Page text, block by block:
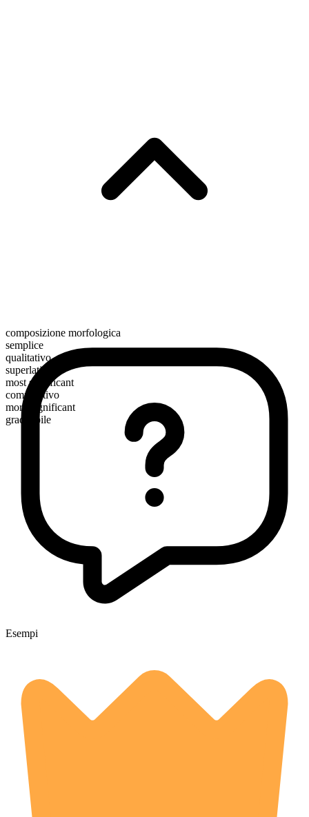
composizione morfologica
semplice
qualitativo
superlativo
most significant
comparativo
more significant
graduabile
Esempi